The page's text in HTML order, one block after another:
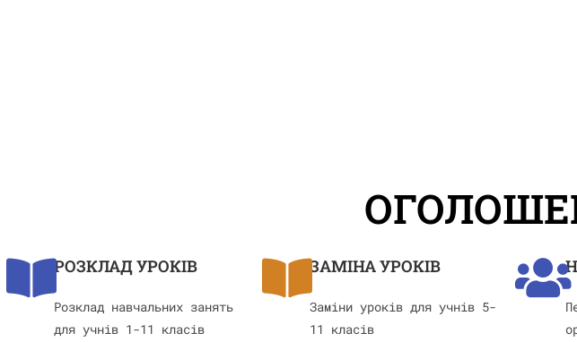
РОЗКЛАД УРОКІВ
Розклад навчальних занять
для учнів 1-11 класів
ЗАМІНА УРОКІВ
Заміни уроків для учнів 5-
11 класів